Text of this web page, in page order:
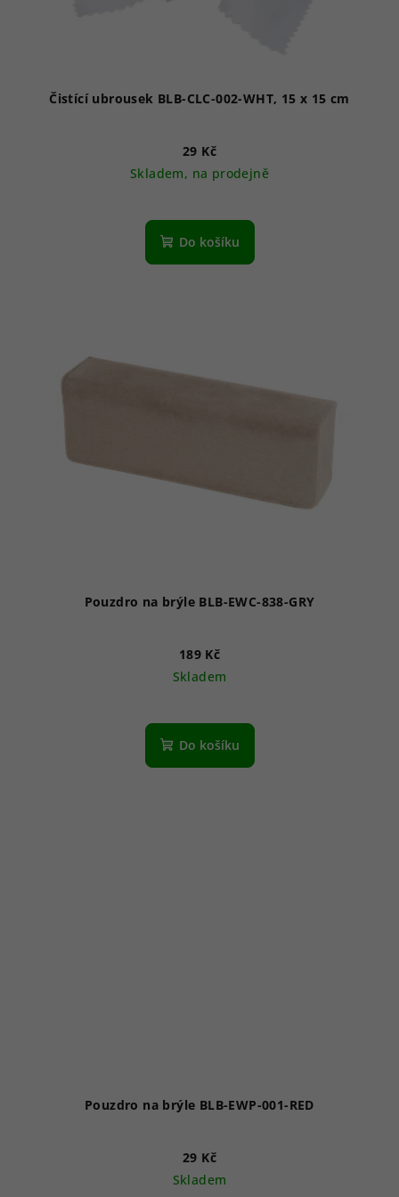
Čistící ubrousek BLB-CLC-002-WHT, 15 x 15 cm
29 Kč
Skladem, na prodejně
Do košíku
Pouzdro na brýle BLB-EWC-838-GRY
189 Kč
Skladem
Do košíku
Pouzdro na brýle BLB-EWP-001-RED
29 Kč
Skladem